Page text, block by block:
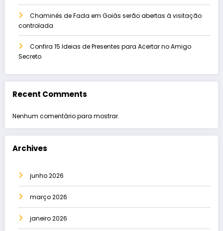
Chaminés de Fada em Goiás serão abertas à visitação
controlada
Confira 15 Ideias de Presentes para Acertar no Amigo
Secreto
Recent Comments
Nenhum comentário para mostrar.
Archives
junho 2026
março 2026
janeiro 2026